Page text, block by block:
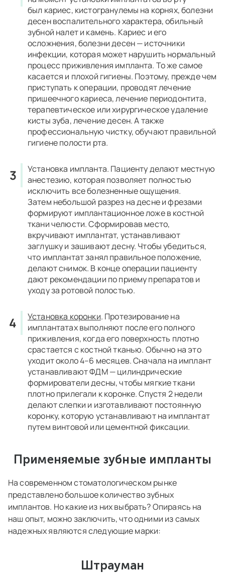
был кариес, кистогранулемы на корнях, болезни
десен воспалительного характера, обильный
зубной налет и камень. Кариес и его
осложнения, болезни десен — источники
инфекции, которая может нарушить нормальный
процесс приживления импланта. То же самое
касается и плохой гигиены. Поэтому, прежде чем
приступать к операции, проводят лечение
пришеечного кариеса, лечение периодонтита,
терапевтическое или хирургическое удаление
кисты зуба, лечение десен. А также
профессиональную чистку, обучают правильной
гигиене полости рта.
Установка импланта. Пациенту делают местную
анестезию, которая позволяет полностью
исключить все болезненные ощущения.
Затем небольшой разрез на десне и фрезами
формируют имплантационное ложе в костной
ткани челюсти. Сформировав место,
вкручивают имплантат, устанавливают
заглушку и зашивают десну. Чтобы убедиться,
что имплантат занял правильное положение,
делают снимок. В конце операции пациенту
дают рекомендации по приему препаратов и
уходу за ротовой полостью.
Установка коронки. Протезирование на
имплантатах выполняют после его полного
приживления, когда его поверхность плотно
срастается с костной тканью. Обычно на это
уходит около 4–6 месяцев. Сначала на имплант
устанавливают ФДМ — цилиндрические
формирователи десны, чтобы мягкие ткани
плотно прилегали к коронке. Спустя 2 недели
делают слепки и изготавливают постоянную
коронку, которую устанавливают на имплантат
путем винтовой или цементной фиксации.
Применяемые зубные импланты
На современном стоматологическом рынке
представлено большое количество зубных
имплантов. Но какие из них выбрать? Опираясь на
наш опыт, можно заключить, что одними из самых
надежных являются следующие марки:
Штрауман